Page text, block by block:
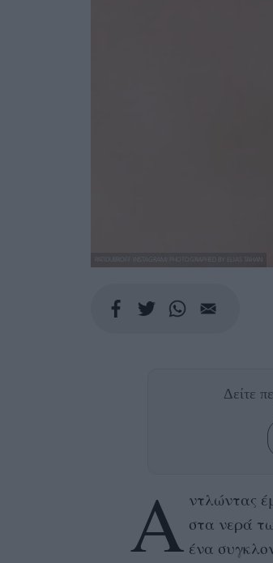
PATIDUBROFF INSTAGRAM/ PHOTOGRAPHED BY ELIAS TAHAN
Δείτε
Α ντλώντας
στα νερά
ένα